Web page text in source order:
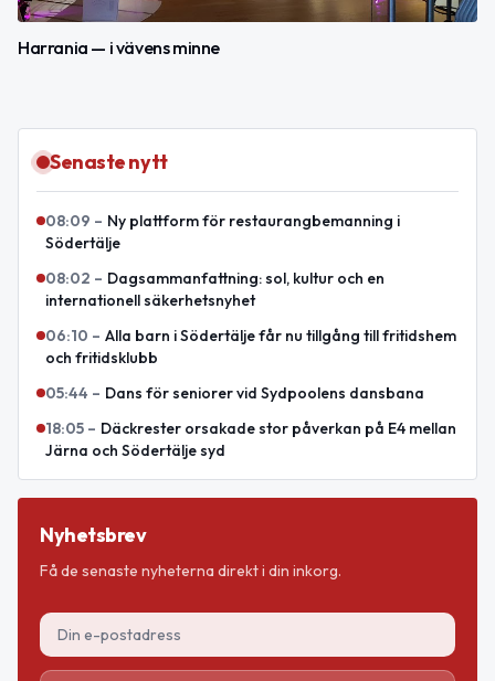
Harrania — i vävens minne
Senaste nytt
08:09 – Ny plattform för restaurangbemanning i
Södertälje
08:02 – Dagsammanfattning: sol, kultur och en
internationell säkerhetsnyhet
06:10 – Alla barn i Södertälje får nu tillgång till fritidshem
och fritidsklubb
05:44 – Dans för seniorer vid Sydpoolens dansbana
18:05 – Däckrester orsakade stor påverkan på E4 mellan
Järna och Södertälje syd
Nyhetsbrev
Få de senaste nyheterna direkt i din inkorg.